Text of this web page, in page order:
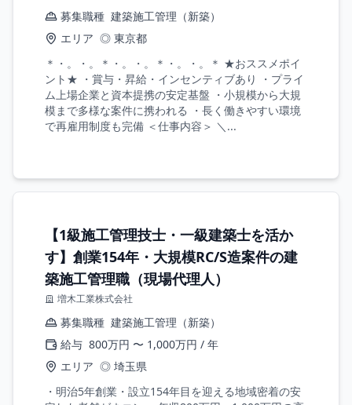
募集職種 建築施工管理（新築）
エリア ◎ 東京都
＊・。・。＊・。・。＊・。・。＊ ★おススメポイ
ント★ ・賞与・昇給・インセンティブあり ・プライ
ム上場企業と資本提携の安定基盤 ・小規模から大規
模まで多様な案件に携われる ・長く働きやすい環境
で再雇用制度も完備 ＜仕事内容＞ ＼...
【1級施工管理技士・一級建築士を活か
す】創業154年・大規模RC/S造案件の建
築施工管理職（現場代理人）
増木工業株式会社
募集職種 建築施工管理（新築）
給与 800万円 〜 1,000万円 / 年
エリア ◎ 埼玉県
・明治5年創業・設立154年目を迎える地域密着の安